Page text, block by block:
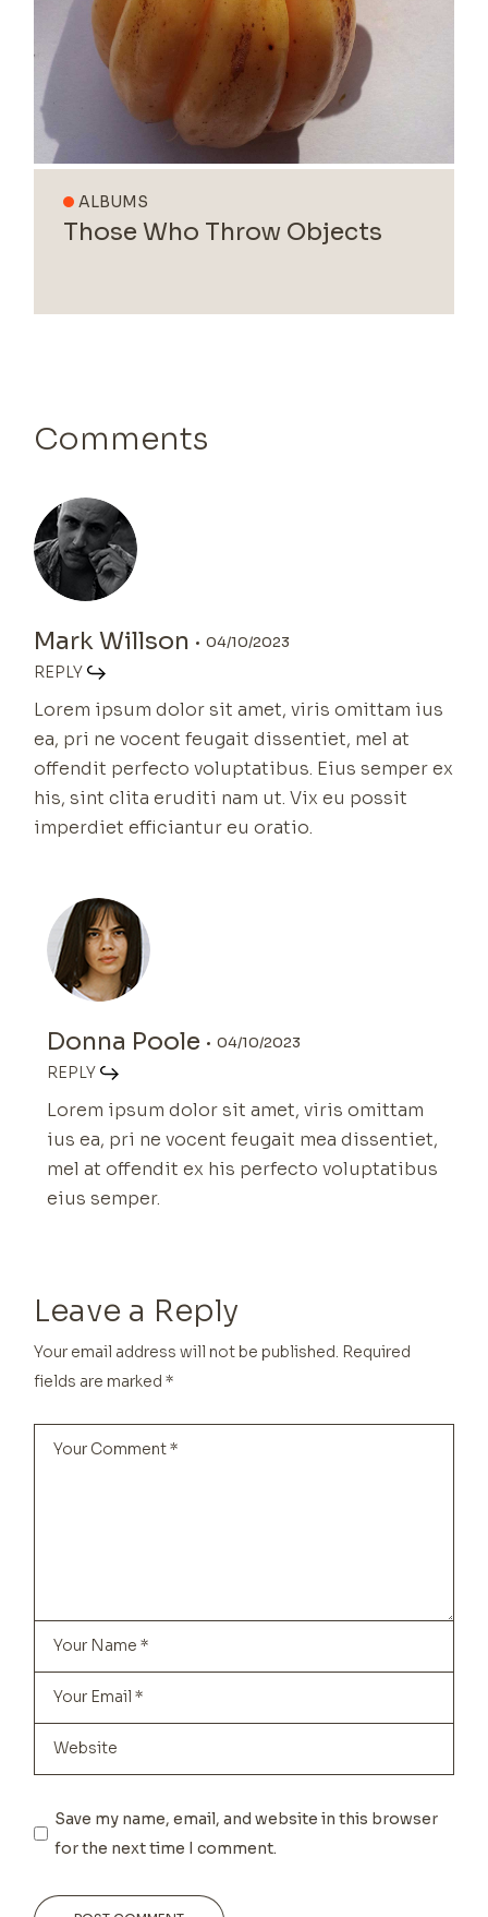
ALBUMS
Those Who Throw Objects
Comments
Mark Willson 04/10/2023
REPLY
Lorem ipsum dolor sit amet, viris omittam ius
ea, pri ne vocent feugait dissentiet, mel at
offendit perfecto voluptatibus. Eius semper ex
his, sint clita eruditi nam ut. Vix eu possit
imperdiet efficiantur eu oratio.
Donna Poole 04/10/2023
REPLY
Lorem ipsum dolor sit amet, viris omittam
ius ea, pri ne vocent feugait mea dissentiet,
mel at offendit ex his perfecto voluptatibus
eius semper.
Leave a Reply
Your email address will not be published. Required
fields are marked*
Save my name, email, and website in this browser
for the next time I comment.